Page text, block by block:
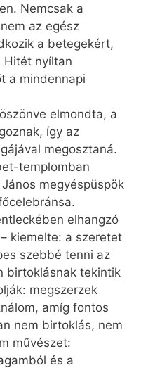
Nemcsak a
az egész
a betegekért,
Hitét nyíltan
a mindennapi
elmondta, a
így az
megosztaná.
templomban
megyéspüspök
elhangzó
kiemelte: a szeretet
szebbé tenni az
birtoklásnak tekintik
megszerzek
amíg fontos
nem birtoklás, nem
művészet:
és a